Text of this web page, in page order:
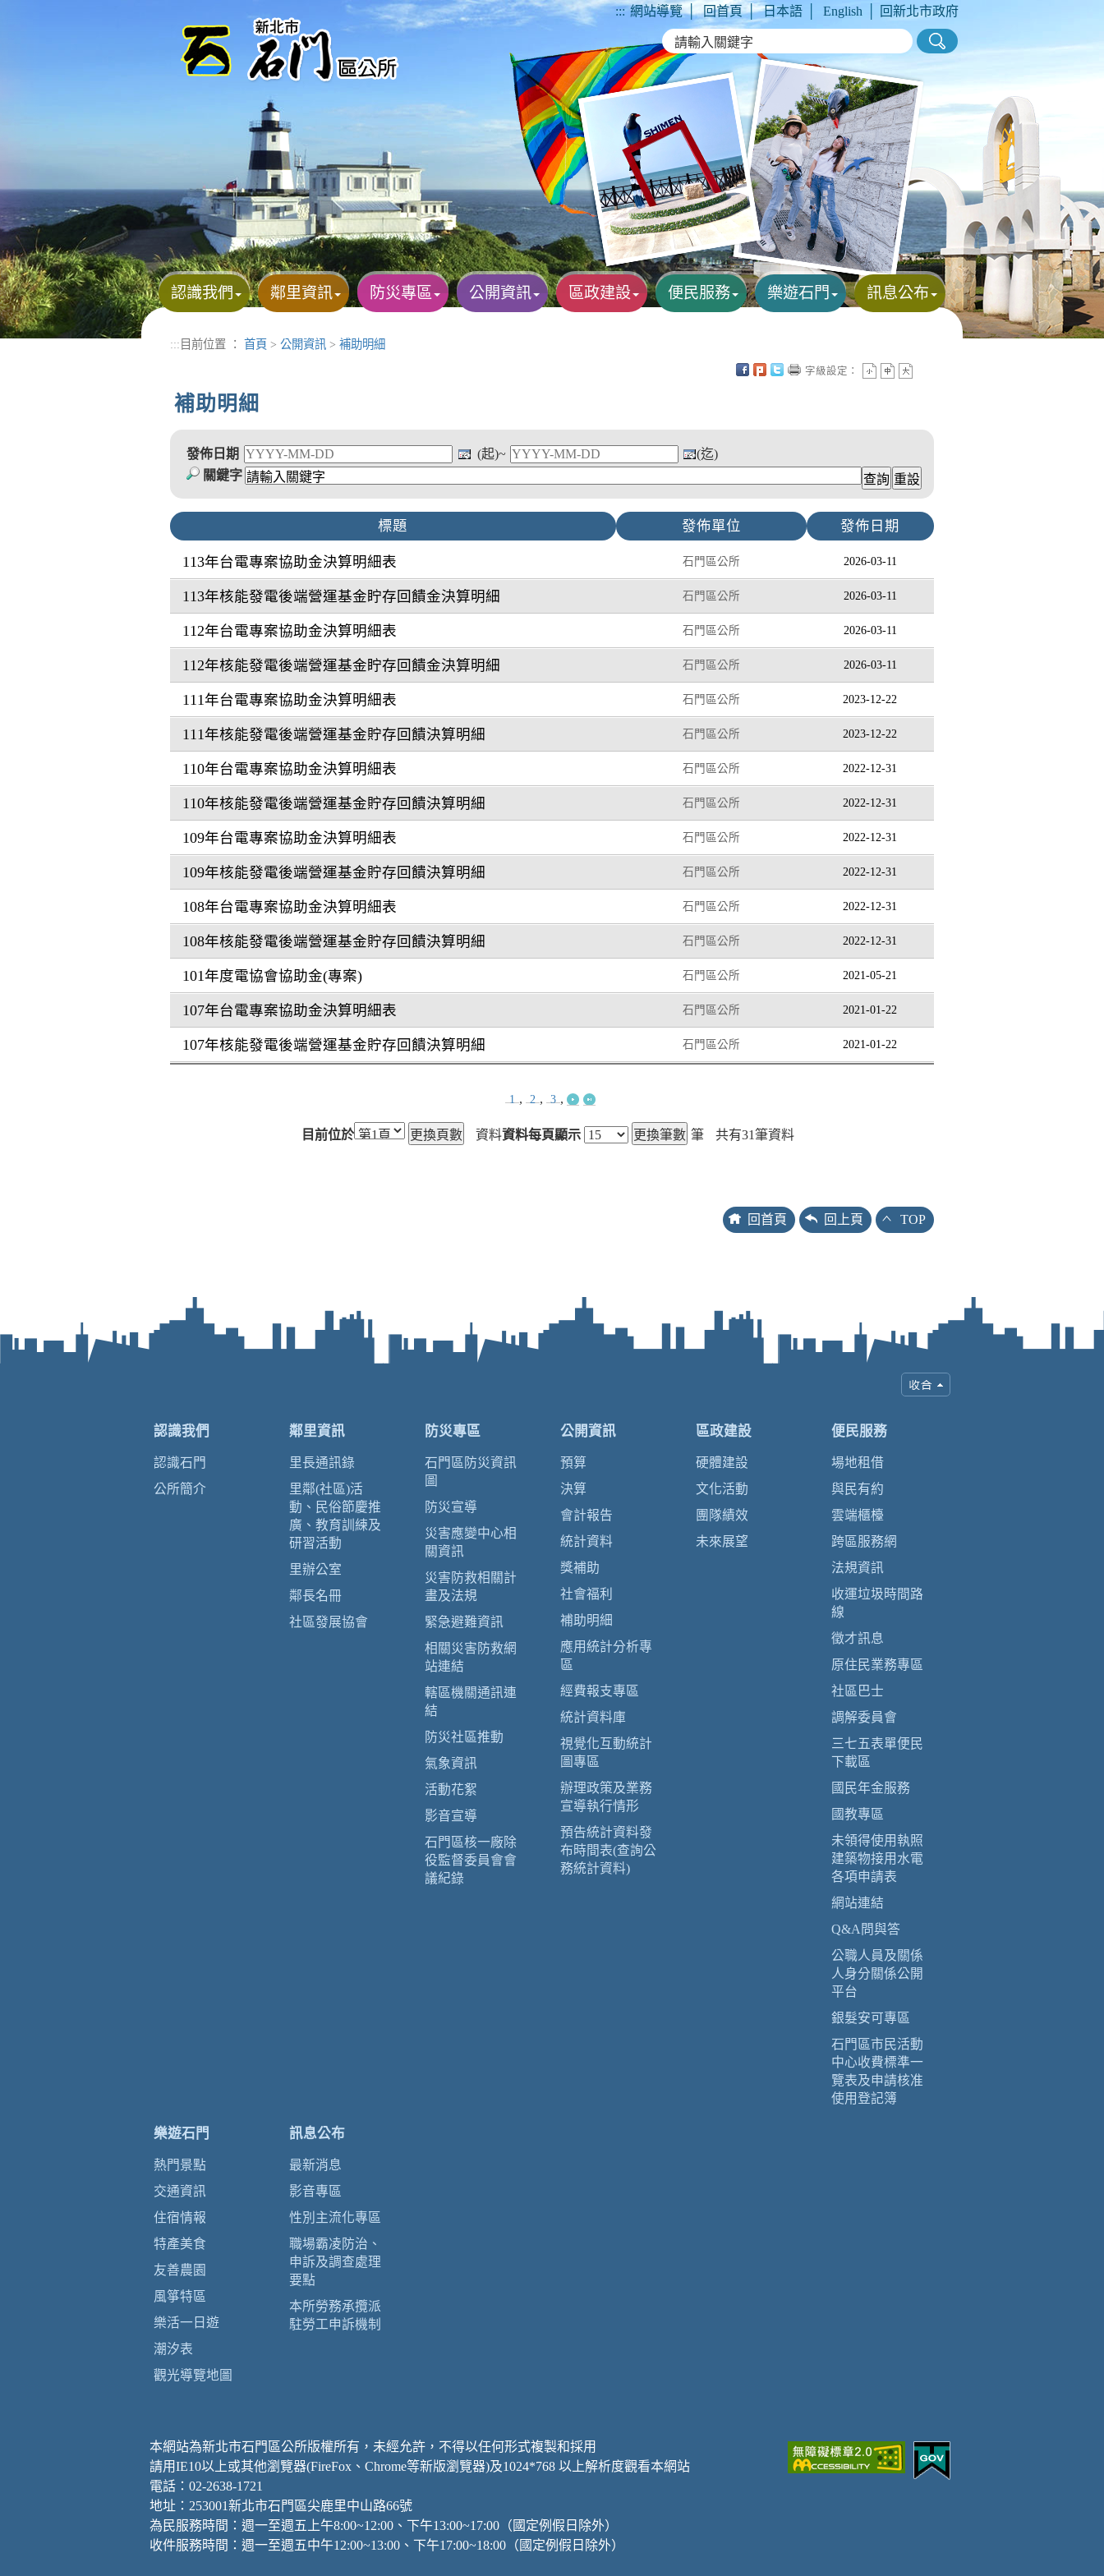
::: 網站導覽 │ 回首頁 │ 日本語 English 回新北市政府
認識我們 鄰里資訊 防災專區 公開資訊 區政建設 便民服務 樂遊石門 訊息公布
::: 目前位置 ： 首頁 > 公開資訊 > 補助明細
補助明細
字級設定：
發佈日期 (起)~
(迄)
關鍵字
標題 發佈單位 發佈日期
113年台電專案協助金決算明細表 石門區公所 2026-03-11
113年核能發電後端營運基金眝存回饋金決算明細 石門區公所 2026-03-11
112年台電專案協助金決算明細表 石門區公所 2026-03-11
112年核能發電後端營運基金眝存回饋金決算明細 石門區公所 2026-03-11
111年台電專案協助金決算明細表 石門區公所 2023-12-22
111年核能發電後端營運基金貯存回饋決算明細 石門區公所 2023-12-22
110年台電專案協助金決算明細表 石門區公所 2022-12-31
110年核能發電後端營運基金貯存回饋決算明細 石門區公所 2022-12-31
109年台電專案協助金決算明細表 石門區公所 2022-12-31
109年核能發電後端營運基金貯存回饋決算明細 石門區公所 2022-12-31
108年台電專案協助金決算明細表 石門區公所 2022-12-31
108年核能發電後端營運基金貯存回饋決算明細 石門區公所 2022-12-31
101年度電協會協助金(專案) 石門區公所 2021-05-21
107年台電專案協助金決算明細表 石門區公所 2021-01-22
107年核能發電後端營運基金貯存回饋決算明細 石門區公所 2021-01-22
1 , 2 , 3 ,
目前位於 資料資料每頁顯示 筆 共有31筆資料
回首頁 回上頁 TOP
認識我們
認識石門
公所簡介
鄰里資訊
里長通訊錄
里鄰(社區)活
動、民俗節慶推
廣、教育訓練及
研習活動
里辦公室
鄰長名冊
社區發展協會
防災專區
石門區防災資訊
圖
防災宣導
災害應變中心相
關資訊
災害防救相關計
畫及法規
緊急避難資訊
相關災害防救網
站連結
轄區機關通訊連
結
防災社區推動
氣象資訊
活動花絮
影音宣導
石門區核一廠除
役監督委員會會
議紀錄
公開資訊
預算
決算
會計報告
統計資料
獎補助
社會福利
補助明細
應用統計分析專
區
經費報支專區
統計資料庫
視覺化互動統計
圖專區
辦理政策及業務
宣導執行情形
預告統計資料發
布時間表(查詢公
務統計資料)
區政建設
硬體建設
文化活動
團隊績效
未來展望
便民服務
場地租借
與民有約
雲端櫃檯
跨區服務網
法規資訊
收運垃圾時間路
線
徵才訊息
原住民業務專區
社區巴士
調解委員會
三七五表單便民
下載區
國民年金服務
國教專區
未領得使用執照
建築物接用水電
各項申請表
網站連結
Q&A問與答
公職人員及關係
人身分關係公開
平台
銀髮安可專區
石門區市民活動
中心收費標準一
覽表及申請核准
使用登記簿
樂遊石門
熱門景點
交通資訊
住宿情報
特產美食
友善農園
風箏特區
樂活一日遊
潮汐表
觀光導覽地圖
訊息公布
最新消息
影音專區
性別主流化專區
職場霸凌防治、
申訴及調查處理
要點
本所勞務承攬派
駐勞工申訴機制
本網站為新北市石門區公所版權所有，未經允許，不得以任何形式複製和採用
請用IE10以上或其他瀏覽器(FireFox、Chrome等新版瀏覽器)及1024*768 以上解析度觀看本網站
電話：02-2638-1721
地址：253001新北市石門區尖鹿里中山路66號
為民服務時間：週一至週五上午8:00~12:00、下午13:00~17:00（國定例假日除外）
收件服務時間：週一至週五中午12:00~13:00、下午17:00~18:00（國定例假日除外）